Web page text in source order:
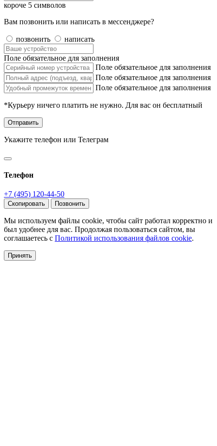
короче 5 символов
Вам позвонить или написать в мессенджере?
позвонить написать
Поле обязательное для заполнения
Поле обязательное для заполнения
Поле обязательное для заполнения
Поле обязательное для заполнения
*Курьеру ничего платить не нужно. Для вас он бесплатный
Отправить
Укажите телефон или Телеграм
Телефон
+7 (495) 120-44-50
Скопировать Позвонить
Мы используем файлы cookie, чтобы сайт работал корректно и
был удобнее для вас. Продолжая пользоваться сайтом, вы
соглашаетесь с Политикой использования файлов cookie.
Принять